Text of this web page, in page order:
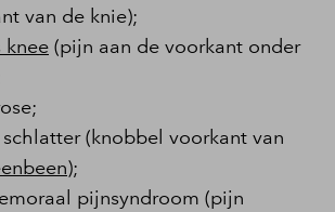
van de knie);
knee (pijn aan de voorkant onder
(knobbel voorkant van
);
pijnsyndroom (pijn